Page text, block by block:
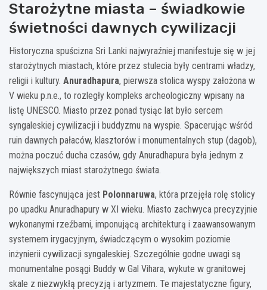
Starożytne miasta – świadkowie
świetności dawnych cywilizacji
Historyczna spuścizna Sri Lanki najwyraźniej manifestuje się w jej
starożytnych miastach, które przez stulecia były centrami władzy,
religii i kultury. Anuradhapura, pierwsza stolica wyspy założona w
V wieku p.n.e., to rozległy kompleks archeologiczny wpisany na
listę UNESCO. Miasto przez ponad tysiąc lat było sercem
syngaleskiej cywilizacji i buddyzmu na wyspie. Spacerując wśród
ruin dawnych pałaców, klasztorów i monumentalnych stup (dagob),
można poczuć ducha czasów, gdy Anuradhapura była jednym z
największych miast starożytnego świata.
Równie fascynująca jest Polonnaruwa, która przejęła rolę stolicy
po upadku Anuradhapury w XI wieku. Miasto zachwyca precyzyjnie
wykonanymi rzeźbami, imponującą architekturą i zaawansowanym
systemem irygacyjnym, świadczącym o wysokim poziomie
inżynierii cywilizacji syngaleskiej. Szczególnie godne uwagi są
monumentalne posągi Buddy w Gal Vihara, wykute w granitowej
skale z niezwykłą precyzją i artyzmem. Te majestatyczne figury,